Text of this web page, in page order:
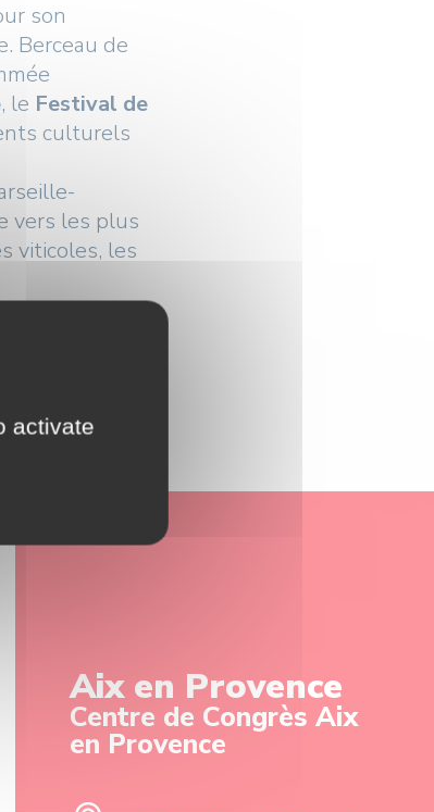
son
Berceau de
, le Festival de
culturels
vers les plus
viticoles, les
d'exception
Aix en Provence
Centre de Congrès Aix
en Provence
activate